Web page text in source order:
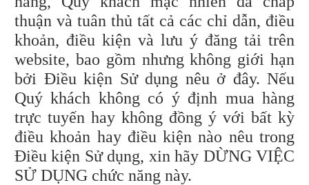
thuận và tuân thủ tất cả các chỉ dẫn, điều
khoản, điều kiện và lưu ý đăng tải trên
website, bao gồm nhưng không giới hạn
bởi Điều kiện Sử dụng nêu ở đây. Nếu
Quý khách không có ý định mua hàng
trực tuyến hay không đồng ý với bất kỳ
điều khoản hay điều kiện nào nêu trong
Điều kiện Sử dụng, xin hãy DỪNG VIỆC
SỬ DỤNG chức năng này.